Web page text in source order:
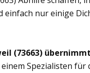
einfach nur einige
(73663)
Spezialisten